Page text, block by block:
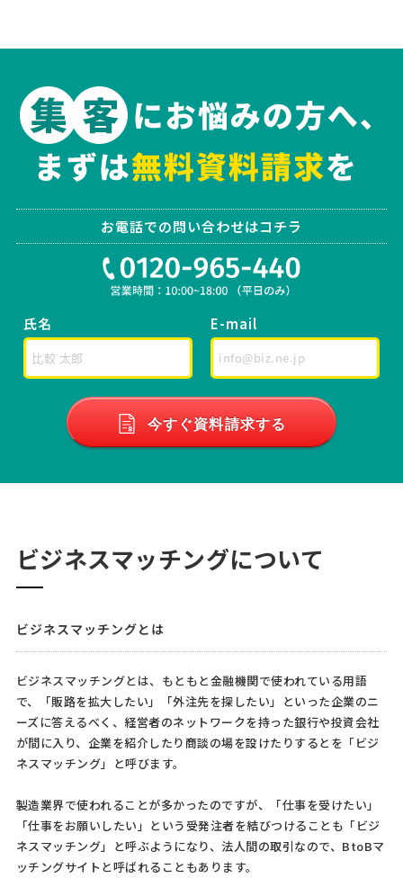
お電話での問い合わせはコチラ
氏名 E-mail
今すぐ資料請求する
ビジネスマッチングについて
ビジネスマッチングとは
ビジネスマッチングとは、もともと金融機関で使われている用語
で、「販路を拡大したい」「外注先を探したい」といった企業のニ
ーズに答えるべく、経営者のネットワークを持った銀行や投資会社
が間に入り、企業を紹介したり商談の場を設けたりするとを「ビジ
ネスマッチング」と呼びます。
製造業界で使われることが多かったのですが、「仕事を受けたい」
「仕事をお願いしたい」という受発注者を結びつけることも「ビジ
ネスマッチング」と呼ぶようになり、法人間の取引なので、BtoBマ
ッチングサイトと呼ばれることもあります。